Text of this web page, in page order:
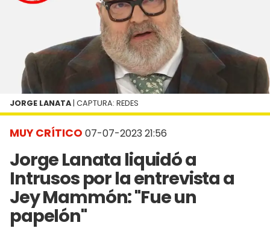
MUY CRÍTICO 07-07-2023 21:56
Jorge Lanata liquidó a
Intrusos por la entrevista a
Jey Mammón: "Fue un
papelón"
JORGE LANATA | CAPTURA: REDES